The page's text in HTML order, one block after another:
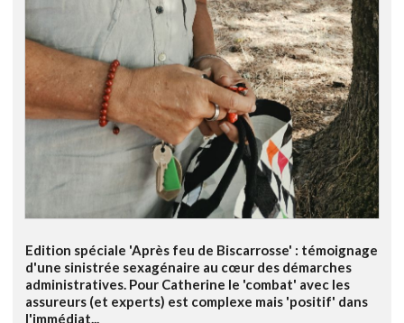
Edition spéciale 'Après feu de Biscarrosse' : témoignage
d'une sinistrée sexagénaire au cœur des démarches
administratives. Pour Catherine le 'combat' avec les
assureurs (et experts) est complexe mais 'positif' dans
l'immédiat...